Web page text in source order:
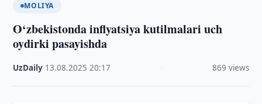
MOLIYA
O‘zbekistonda inflyatsiya kutilmalari uch
oydirki pasayishda
UzDaily 13.08.2025 ·20:17 869 views